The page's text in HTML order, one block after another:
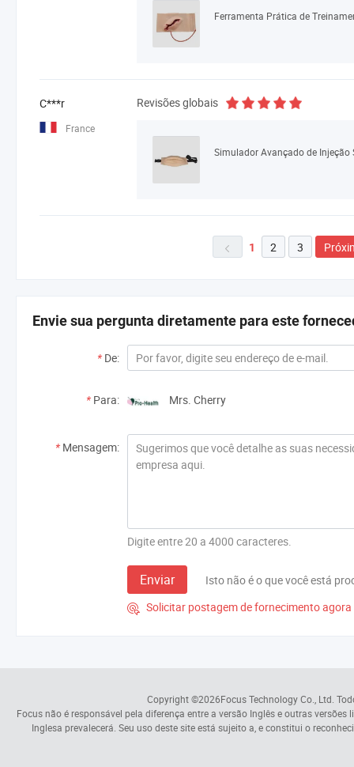
C***r
France
Revisões globais
Simulador Avançado de Injeção
 1 2 3
Envie sua pergunta diretamente para este
* De:
* Para: Mrs. Cherry
* Mensagem:
Digite entre 20 a 4000 caracteres.
Enviar Isto não é o que você está
 Solicitar postagem de fornecimento agora
Copyright ©2026Focus Technology Co., Ltd.
Focus não é responsável pela diferença entre a versão Inglês e outras
Inglesa prevalecerá. Seu uso deste site está sujeito a, e constitui o